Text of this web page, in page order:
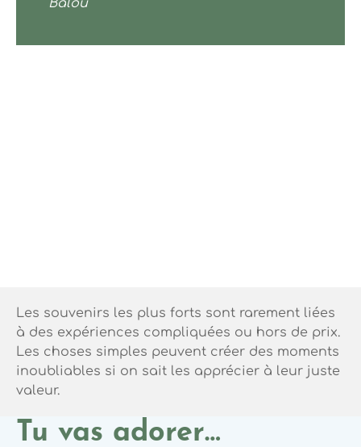
Les souvenirs les plus forts sont rarement liées
à des expériences compliquées ou hors de prix.
Les choses simples peuvent créer des moments
inoubliables si on sait les apprécier à leur juste
valeur.
Tu vas adorer…